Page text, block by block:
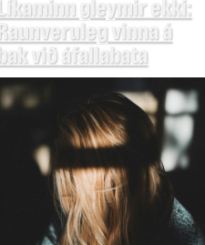
Líkaminn gleymir ekki:
Raunveruleg vinna á
bak við áfallabata